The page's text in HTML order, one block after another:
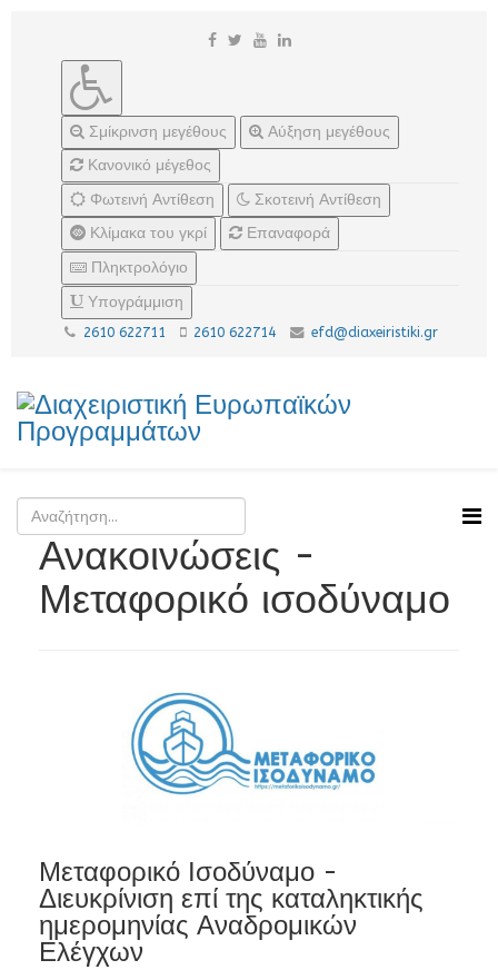
Σμίκρινση μεγέθους
Αύξηση μεγέθους
Κανονικό μέγεθος
Φωτεινή Αντίθεση
Σκοτεινή Αντίθεση
Κλίμακα του γκρί
Επαναφορά
Πληκτρολόγιο
Υπογράμμιση
2610 622711 2610 622714 efd@diaxeiristiki.gr
Ανακοινώσεις -
Μεταφορικό ισοδύναμο
Μεταφορικό Ισοδύναμο -
Διευκρίνιση επί της καταληκτικής
ημερομηνίας Αναδρομικών
Ελέγχων